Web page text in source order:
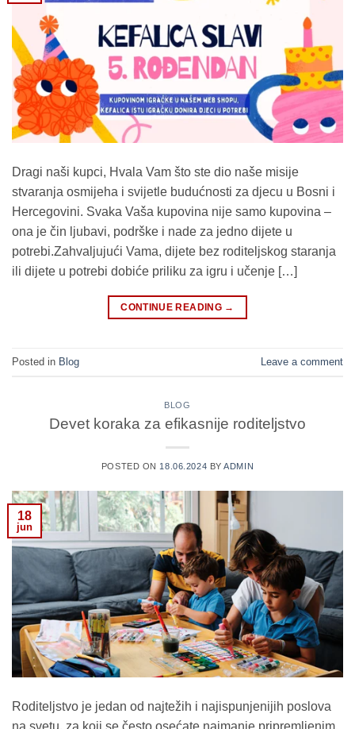
Dragi naši kupci, Hvala Vam što ste dio naše misije
stvaranja osmijeha i svijetle budućnosti za djecu u Bosni i
Hercegovini. Svaka Vaša kupovina nije samo kupovina –
ona je čin ljubavi, podrške i nade za jedno dijete u
potrebi.Zahvaljujući Vama, dijete bez roditeljskog staranja
ili dijete u potrebi dobiće priliku za igru i učenje […]
CONTINUE READING →
Posted in Blog Leave a comment
BLOG
Devet koraka za efikasnije roditeljstvo
POSTED ON 18.06.2024 BYADMIN
18
jun
Roditeljstvo je jedan od najtežih i najispunjenijih poslova
na svetu, za koji se često osećate najmanje pripremljenim.